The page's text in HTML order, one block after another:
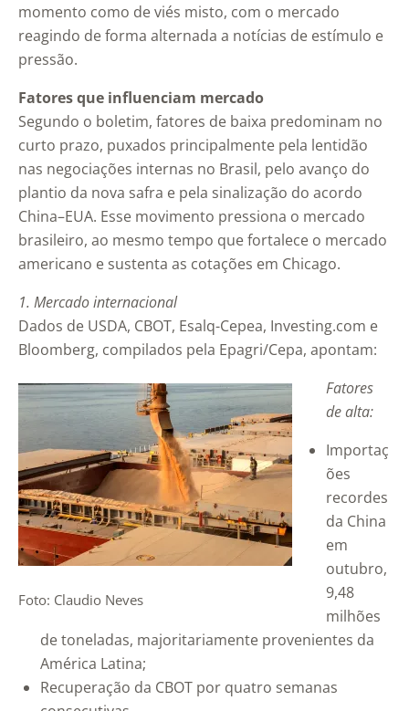
momento como de viés misto, com o mercado
reagindo de forma alternada a notícias de estímulo e
pressão.
Fatores que influenciam mercado
Segundo o boletim, fatores de baixa predominam no
curto prazo, puxados principalmente pela lentidão
nas negociações internas no Brasil, pelo avanço do
plantio da nova safra e pela sinalização do acordo
China–EUA. Esse movimento pressiona o mercado
brasileiro, ao mesmo tempo que fortalece o mercado
americano e sustenta as cotações em Chicago.
1. Mercado internacional
Dados de USDA, CBOT, Esalq-Cepea, Investing.com e
Bloomberg, compilados pela Epagri/Cepa, apontam:
Foto: Claudio Neves
Fatores
de alta:
Importaç
ões
recordes
da China
em
outubro,
9,48
milhões
de toneladas, majoritariamente provenientes da
América Latina;
Recuperação da CBOT por quatro semanas